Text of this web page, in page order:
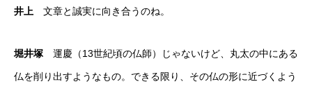
井上 文章と誠実に向き合うのね。
堀井塚 運慶（13世紀頃の仏師）じゃないけど、丸太の中にある
仏を削り出すようなもの。できる限り、その仏の形に近づくよう